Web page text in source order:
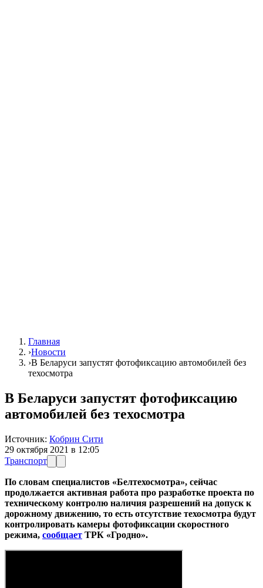
Главная
›Новости
›В Беларуси запустят фотофиксацию автомобилей без
техосмотра
В Беларуси запустят фотофиксацию
автомобилей без техосмотра
Источник: Кобрин Сити
29 октября 2021 в 12:05
Транспорт
По словам специалистов «Белтехосмотра», сейчас
продолжается активная работа про разработке проекта по
техническому контролю наличия разрешений на допуск к
дорожному движению, то есть отсутствие техосмотра будут
контролировать камеры фотофиксации скоростного
режима, сообщает ТРК «Гродно».